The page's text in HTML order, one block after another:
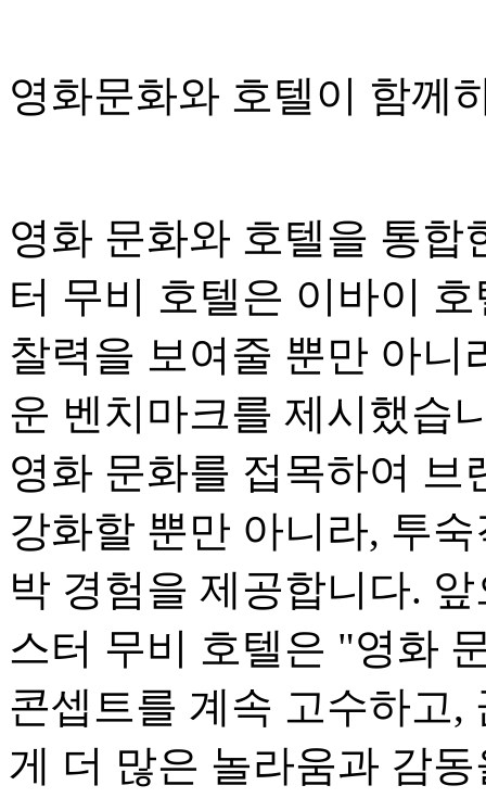
영화문화와 호텔이 함께
영화 문화와 호텔을 통합
터 무비 호텔은 이바이
찰력을 보여줄 뿐만 아니
운 벤치마크를 제시했습
영화 문화를 접목하여 브
강화할 뿐만 아니라, 투
박 경험을 제공합니다.
스터 무비 호텔은 "영화
콘셉트를 계속 고수하고,
게 더 많은 놀라움과 감